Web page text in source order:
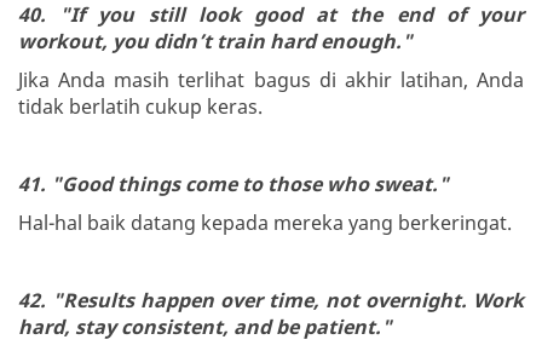
40. "If you still look good at the end of your
workout, you didn’t train hard enough."
Jika Anda masih terlihat bagus di akhir latihan, Anda
tidak berlatih cukup keras.
41. "Good things come to those who sweat."
Hal-hal baik datang kepada mereka yang berkeringat.
42. "Results happen over time, not overnight. Work
hard, stay consistent, and be patient."